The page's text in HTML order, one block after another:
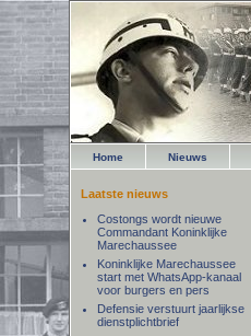
Home Nieuws
Laatste nieuws
Costongs wordt nieuwe
Commandant Koninklijke
Marechaussee
Koninklijke Marechaussee
start met WhatsApp-kanaal
voor burgers en pers
Defensie verstuurt jaarlijkse
dienstplichtbrief